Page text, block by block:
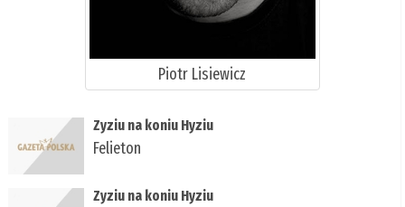
Piotr Lisiewicz
Zyziu na koniu Hyziu
Felieton
Zyziu na koniu Hyziu